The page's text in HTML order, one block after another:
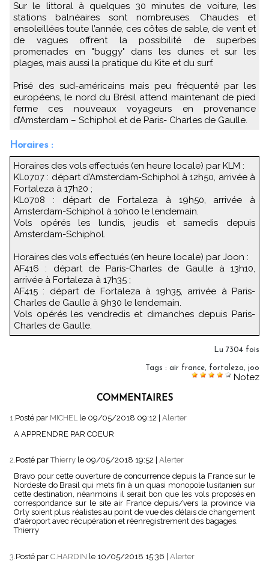
Sur le littoral à quelques 30 minutes de voiture, les
stations balnéaires sont nombreuses. Chaudes et
ensoleillées toute l’année, ces côtes de sable, de vent et
de vagues offrent la possibilité de superbes
promenades en "buggy" dans les dunes et sur les
plages, mais aussi la pratique du Kite et du surf.
Prisé des sud-américains mais peu fréquenté par les
européens, le nord du Brésil attend maintenant de pied
ferme ces nouveaux voyageurs en provenance
d’Amsterdam – Schiphol et de Paris- Charles de Gaulle.
Horaires :
Horaires des vols effectués (en heure locale) par KLM :
KL0707 : départ d’Amsterdam-Schiphol à 12h50, arrivée à
Fortaleza à 17h20 ;
KL0708 : départ de Fortaleza à 19h50, arrivée à
Amsterdam-Schiphol à 10h00 le lendemain.
Vols opérés les lundis, jeudis et samedis depuis
Amsterdam-Schiphol.
Horaires des vols effectués (en heure locale) par Joon :
AF416 : départ de Paris-Charles de Gaulle à 13h10,
arrivée à Fortaleza à 17h35 ;
AF415 : départ de Fortaleza à 19h35, arrivée à Paris-
Charles de Gaulle à 9h30 le lendemain.
Vols opérés les vendredis et dimanches depuis Paris-
Charles de Gaulle.
Lu 7304 fois
Tags : air france, fortaleza, joo
Notez
COMMENTAIRES
1.Posté par MICHEL le 09/05/2018 09:12
Alerter
A APPRENDRE PAR COEUR
2.Posté parThierry le 09/05/2018 19:52
Alerter
Bravo pour cette ouverture de concurrence depuis la France sur le
Nordeste do Brasil qui mets fin à un quasi monopole lusitanien sur
cette destination, néanmoins il serait bon que les vols proposés en
correspondance sur le site air France depuis/vers la province via
Orly soient plus réalistes au point de vue des délais de changement
d'aéroport avec récupération et réenregistrement des bagages.
Thierry
3. Posté par C.HARDIN le 10/05/2018 15:36 | Alerter